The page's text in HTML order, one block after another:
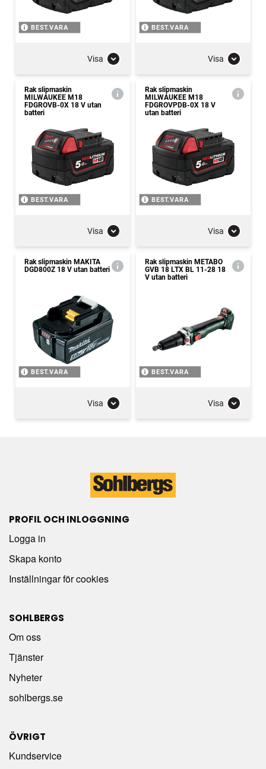
BEST.VARA
Visa
BEST.VARA
Visa
Rak slipmaskin
MILWAUKEE M18
FDGROVB-0X 18 V utan
batteri
BEST.VARA
Visa
Rak slipmaskin
MILWAUKEE M18
FDGROVPDB-0X 18 V
utan batteri
BEST.VARA
Visa
Rak slipmaskin MAKITA
DGD800Z 18 V utan batteri
BEST.VARA
Visa
Rak slipmaskin METABO
GVB 18 LTX BL 11-28 18
V utan batteri
BEST.VARA
Visa
PROFIL OCH INLOGGNING
Logga in
Skapa konto
Inställningar för cookies
SOHLBERGS
Om oss
Tjänster
Nyheter
sohlbergs.se
ÖVRIGT
Kundservice